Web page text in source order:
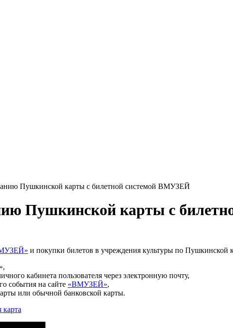
Пушкинской карты с билетной системой ВМУЗЕЙ
Пушкинской карты с
и покупки билетов в учреждения культуры по Пушкинской
кабинета пользователя через электронную почту,
события на сайте «ВМУЗЕЙ»,
или обычной банковской карты.